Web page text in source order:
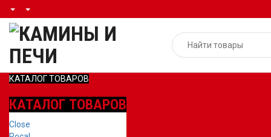
КАТАЛОГ ТОВАРОВ
КАТАЛОГ ТОВАРОВ
Close